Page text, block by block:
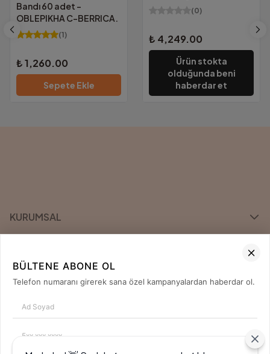
Bandı 60 adet -
OBLEPIKHA C-BERRICA.
(1)
₺ 1,260.00
Sepete Ekle
(0)
₺ 4,249.00
Ürün stokta
olduğunda beni
haberdar et
KURUMSAL
ÖNE ÇIKAN MARKALAR
0850 420 04 80
BÜLTENE ABONE OL
Telefon numaranı girerek sana özel kampanyalardan haberdar ol.